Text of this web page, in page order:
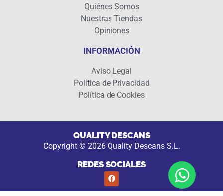
Quiénes Somos
Nuestras Tiendas
Opiniones
INFORMACIÓN
Aviso Legal
Política de Privacidad
Política de Cookies
QUALITY DESCANS
Copyright © 2026 Quality Descans S.L.
REDES SOCIALES